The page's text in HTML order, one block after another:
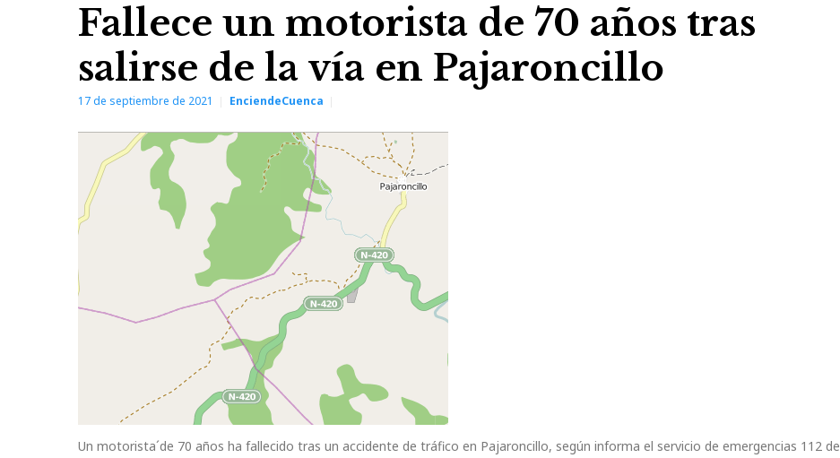
Fallece un motorista de 70 años tras
salirse de la vía en Pajaroncillo
17 de septiembre de 2021 EnciendeCuenca
Un motorista´de 70 años ha fallecido tras un accidente de tráfico en Pajaroncillo, según informa el servicio de emergencias 112 de